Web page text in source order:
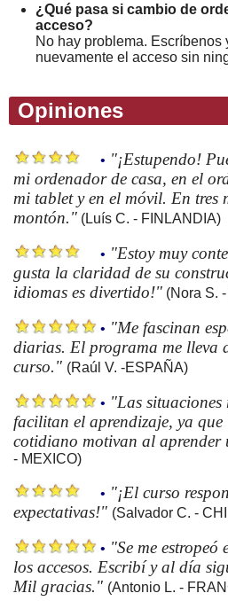
¿Qué pasa si cambio de
acceso?
No hay problema. Escríbenos
nuevamente el acceso sin
Opiniones
• "¡Estupendo!
mi ordenador de casa, en el
mi tablet y en el móvil. En tres
montón." (Luís C. - FINLANDIA)
• "Estoy muy
gusta la claridad de su
idiomas es divertido!" (Nora S.
• "Me fascinan
diarias. El programa me lleva
curso." (Raúl V. -ESPAÑA)
• "Las situaciones
facilitan el aprendizaje, ya
cotidiano motivan al
- MEXICO)
• "¡El curso
expectativas!" (Salvador C. -
• "Se me
los accesos. Escribí y al día
Mil gracias." (Antonio L. -